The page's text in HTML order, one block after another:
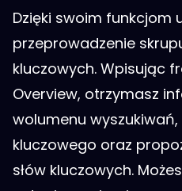
Dzięki swoim funkcjom
przeprowadzenie
kluczowych. Wpisując
Overview, otrzymasz
wolumenu
kluczowego oraz
słów kluczowych.